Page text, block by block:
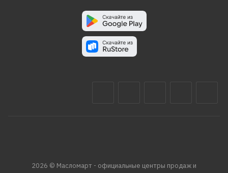
2026 © Масломарт - официальные центры продаж и